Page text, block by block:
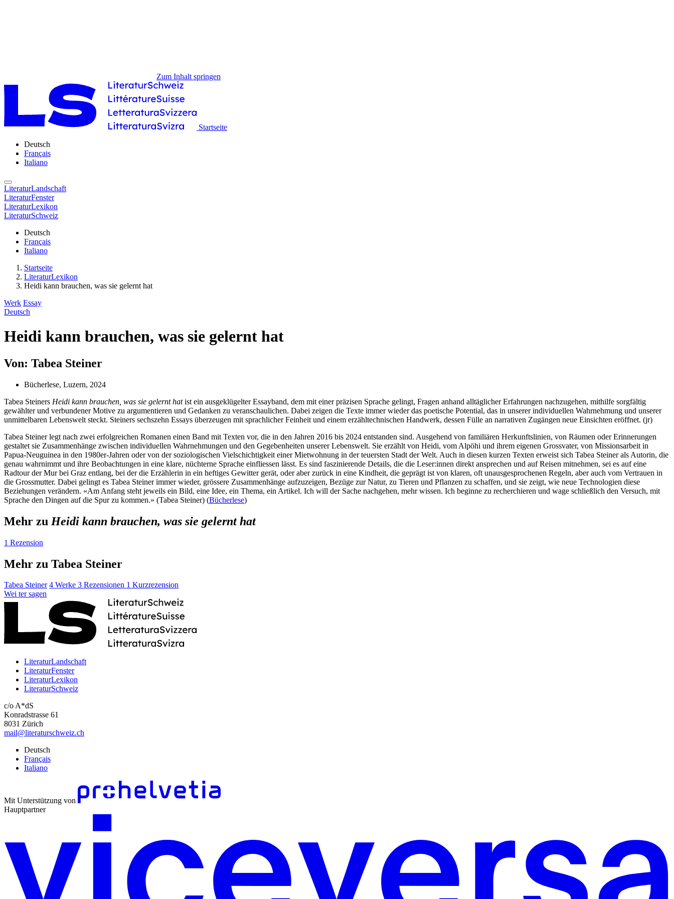
Zum Inhalt springen
Startseite
Deutsch
Français
Italiano
LiteraturLandschaft
LiteraturFenster
LiteraturLexikon
LiteraturSchweiz
Deutsch
Français
Italiano
Startseite
LiteraturLexikon
Heidi kann brauchen, was sie gelernt hat
Werk Essay
Deutsch
Heidi kann brauchen, was sie gelernt hat
Von: Tabea Steiner
Bücherlese, Luzern, 2024
Tabea Steiners Heidi kann brauchen, was sie gelernt hatist ein ausgeklügelter Essayband, dem mit einer präzisen Sprache gelingt, Fragen anhand alltäglicher Erfahrungen nachzugehen, mithilfe sorgfältig
gewählter und verbundener Motive zu argumentieren und Gedanken zu veranschaulichen. Dabei zeigen die Texte immer wieder das poetische Potential, das in unserer individuellen Wahrnehmung und unserer
unmittelbaren Lebenswelt steckt. Steiners sechszehn Essays überzeugen mit sprachlicher Feinheit und einem erzähltechnischen Handwerk, dessen Fülle an narrativen Zugängen neue Einsichten eröffnet. (jr)
Tabea Steiner legt nach zwei erfolgreichen Romanen einen Band mit Texten vor, die in den Jahren 2016 bis 2024 entstanden sind. Ausgehend von familiären Herkunftslinien, von Räumen oder Erinnerungen
gestaltet sie Zusammenhänge zwischen individuellen Wahrnehmungen und den Gegebenheiten unserer Lebenswelt. Sie erzählt von Heidi, vom Alpöhi und ihrem eigenen Grossvater, von Missionsarbeit in
Papua-Neuguinea in den 1980er-Jahren oder von der soziologischen Vielschichtigkeit einer Mietwohnung in der teuersten Stadt der Welt. Auch in diesen kurzen Texten erweist sich Tabea Steiner als Autorin, die
genau wahrnimmt und ihre Beobachtungen in eine klare, nüchterne Sprache einfliessen lässt. Es sind faszinierende Details, die die Leser:innen direkt ansprechen und auf Reisen mitnehmen, sei es auf eine
Radtour der Mur bei Graz entlang, bei der die Erzählerin in ein heftiges Gewitter gerät, oder aber zurück in eine Kindheit, die geprägt ist von klaren, oft unausgesprochenen Regeln, aber auch vom Vertrauen in
die Grossmutter. Dabei gelingt es Tabea Steiner immer wieder, grössere Zusammenhänge aufzuzeigen, Bezüge zur Natur, zu Tieren und Pflanzen zu schaffen, und sie zeigt, wie neue Technologien diese
Beziehungen verändern. «Am Anfang steht jeweils ein Bild, eine Idee, ein Thema, ein Artikel. Ich will der Sache nachgehen, mehr wissen. Ich beginne zu recherchieren und wage schließlich den Versuch, mit
Sprache den Dingen auf die Spur zu kommen.» (Tabea Steiner) (Bücherlese)
Mehr zu Heidi kann brauchen, was sie gelernt hat
1 Rezension
Mehr zu Tabea Steiner
Tabea Steiner 4 Werke 3 Rezensionen 1 Kurzrezension
Wei ter sagen
LiteraturLandschaft
LiteraturFenster
LiteraturLexikon
LiteraturSchweiz
c/o A*dS
Konradstrasse 61
8031 Zürich
mail@literaturschweiz.ch
Deutsch
Français
Italiano
Mit Unterstützung von
Hauptpartner